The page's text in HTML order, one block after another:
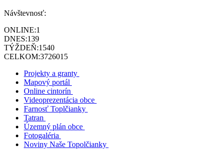
Návštevnosť:
ONLINE:1
DNES:139
TÝŽDEŇ:1540
CELKOM:3726015
Projekty a granty
Mapový portál
Online cintorín
Videoprezentácia obce
Farnosť Toplčianky
Tatran
Územný plán obce
Fotogaléria
Noviny Naše Topolčianky